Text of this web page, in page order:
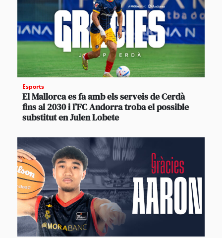
Esports
El Mallorca es fa amb els serveis de Cerdà
fins al 2030 i l’FC Andorra troba el possible
substitut en Julen Lobete